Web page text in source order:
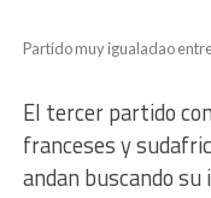
Partido muy igualadao
El tercer partido
franceses y
andan buscando